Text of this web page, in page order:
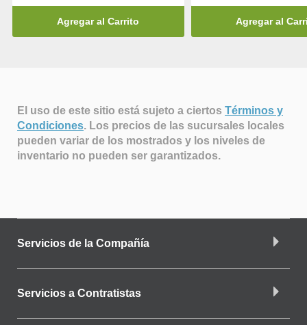
Agregar al Carrito Agregar al
El uso de este sitio está sujeto a ciertos Términos y
Condiciones. Los precios de las sucursales locales
pueden variar de los mostrados y los niveles de
inventario no pueden ser garantizados.
Servicios de la Compañía
Servicios a Contratistas